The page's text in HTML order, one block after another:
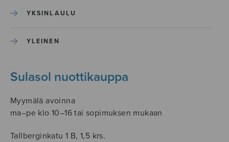
YKSINLAULU
YLEINEN
Sulasol nuottikauppa
Myymälä avoinna
ma–pe klo 10–16 tai sopimuksen mukaan
Tallberginkatu 1 B, 1,5 krs.